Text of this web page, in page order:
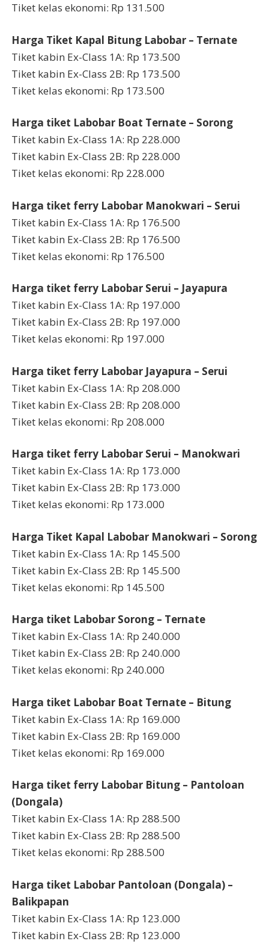
Tiket kelas ekonomi: Rp 131.500
Harga Tiket Kapal Bitung Labobar – Ternate
Tiket kabin Ex-Class 1A: Rp 173.500
Tiket kabin Ex-Class 2B: Rp 173.500
Tiket kelas ekonomi: Rp 173.500
Harga tiket Labobar Boat Ternate – Sorong
Tiket kabin Ex-Class 1A: Rp 228.000
Tiket kabin Ex-Class 2B: Rp 228.000
Tiket kelas ekonomi: Rp 228.000
Harga tiket ferry Labobar Manokwari – Serui
Tiket kabin Ex-Class 1A: Rp 176.500
Tiket kabin Ex-Class 2B: Rp 176.500
Tiket kelas ekonomi: Rp 176.500
Harga tiket ferry Labobar Serui – Jayapura
Tiket kabin Ex-Class 1A: Rp 197.000
Tiket kabin Ex-Class 2B: Rp 197.000
Tiket kelas ekonomi: Rp 197.000
Harga tiket ferry Labobar Jayapura – Serui
Tiket kabin Ex-Class 1A: Rp 208.000
Tiket kabin Ex-Class 2B: Rp 208.000
Tiket kelas ekonomi: Rp 208.000
Harga tiket ferry Labobar Serui – Manokwari
Tiket kabin Ex-Class 1A: Rp 173.000
Tiket kabin Ex-Class 2B: Rp 173.000
Tiket kelas ekonomi: Rp 173.000
Harga Tiket Kapal Labobar Manokwari – Sorong
Tiket kabin Ex-Class 1A: Rp 145.500
Tiket kabin Ex-Class 2B: Rp 145.500
Tiket kelas ekonomi: Rp 145.500
Harga tiket Labobar Sorong – Ternate
Tiket kabin Ex-Class 1A: Rp 240.000
Tiket kabin Ex-Class 2B: Rp 240.000
Tiket kelas ekonomi: Rp 240.000
Harga tiket Labobar Boat Ternate – Bitung
Tiket kabin Ex-Class 1A: Rp 169.000
Tiket kabin Ex-Class 2B: Rp 169.000
Tiket kelas ekonomi: Rp 169.000
Harga tiket ferry Labobar Bitung – Pantoloan
(Dongala)
Tiket kabin Ex-Class 1A: Rp 288.500
Tiket kabin Ex-Class 2B: Rp 288.500
Tiket kelas ekonomi: Rp 288.500
Harga tiket Labobar Pantoloan (Dongala) –
Balikpapan
Tiket kabin Ex-Class 1A: Rp 123.000
Tiket kabin Ex-Class 2B: Rp 123.000